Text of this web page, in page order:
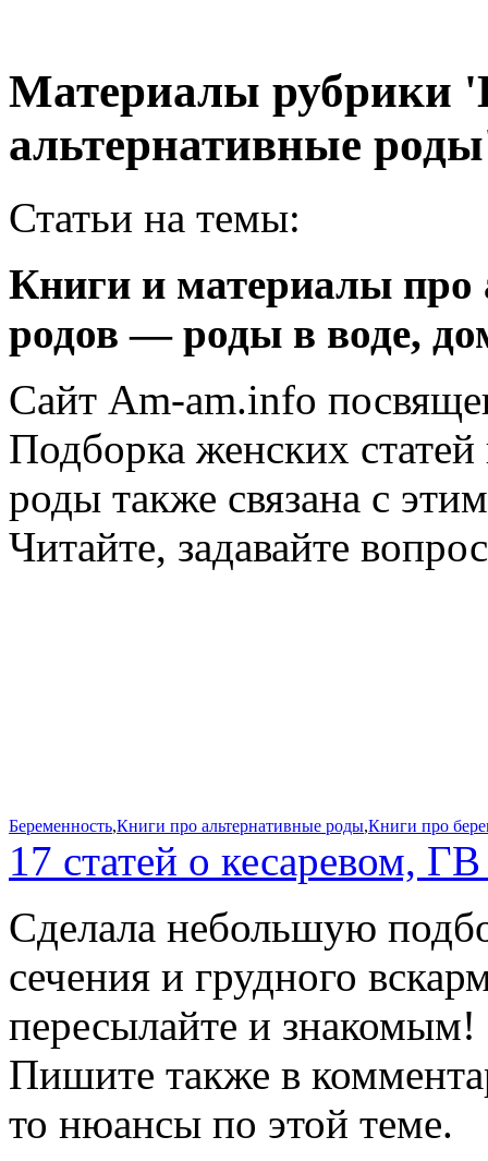
Материалы рубрики
альтернативные
Статьи на темы:
Книги и материалы про
родов — роды в воде,
Сайт Am-am.info
Подборка женских
роды также связана с
Читайте, задавайте
Беременность,Книги про альтернативные роды,Книги про
17 статей о кесаревом,
Сделала небольшую
сечения и грудного
пересылайте и знакомым!
Пишите также в
то нюансы по этой теме.